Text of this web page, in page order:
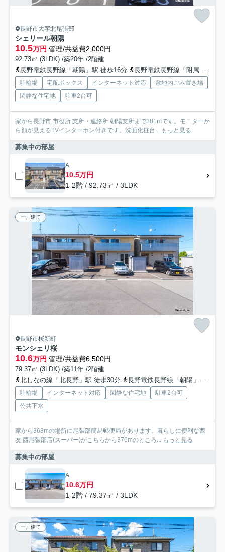
長野市大字北尾張部
シェリール朝陽
10.5万円 管理/共益費2,000円
92.73㎡ (3LDK) /築20年 /2階建
長野電鉄長野線「朝陽」駅 徒歩16分
長野電鉄長野線「附属中学前」駅 徒歩17分
駐輪場 宅配ボックス インターネット対応
敷地内ごみ置き場
閑静な住宅地
駐車2台可
家から長野市 市役所 支所・連絡所 朝陽支所まで381mです。モニターか
ら顔が見えるTVインターホン付きです。洗面化粧台... もっと見る
募集中の部屋
A
10.5万円
1-2階 / 92.73㎡ / 3LDK
一戸建て
長野市桜新町
モンシェリ桜
10.6万円 管理/共益費6,500円
79.37㎡ (3LDK) /築11年 /2階建
北しなの線「北長野」駅 徒歩30分
長野電鉄長野線「朝陽」駅 徒歩32分
駐輪場 インターネット対応 閑静な住宅地
駐車2台可
公共下水
家から363mの場所に尾張部簡易郵便局があります。暮らしに便利な西
友 西尾張部店(スーパー)がこちらから376mのところ... もっと見る
募集中の部屋
A
10.6万円
1-2階 / 79.37㎡ / 3LDK
一戸建て